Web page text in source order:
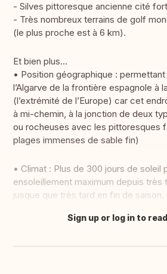
- Silves pittoresque ancienne cité
- Très nombreux terrains de golf
(le plus proche est à 6 km).
Et bien plus…
• Position géographique :
l’Algarve de la frontière espagnole à
(l’extrémité de l’Europe) car cet
à mi-chemin, à la jonction de deux
ou rocheuses avec les pittoresques
plages immenses de sable fin)
• Climat : Plus de 300 jours de soleil
ensoleillement maximum depuis très
jusque que très tard en fin de saison.
Translate this
Sign up or log in to